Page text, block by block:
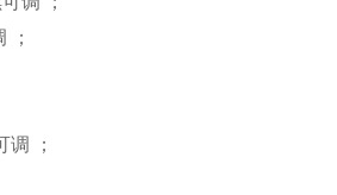
；
；